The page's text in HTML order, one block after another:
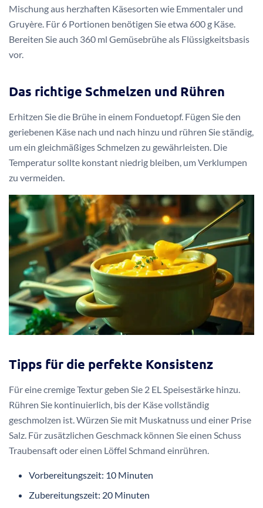
Mischung aus herzhaften Käsesorten wie Emmentaler und
Gruyère. Für 6 Portionen benötigen Sie etwa 600 g Käse.
Bereiten Sie auch 360 ml Gemüsebrühe als Flüssigkeitsbasis
vor.
Das richtige Schmelzen und Rühren
Erhitzen Sie die Brühe in einem Fonduetopf. Fügen Sie den
geriebenen Käse nach und nach hinzu und rühren Sie ständig,
um ein gleichmäßiges Schmelzen zu gewährleisten. Die
Temperatur sollte konstant niedrig bleiben, um Verklumpen
zu vermeiden.
Tipps für die perfekte Konsistenz
Für eine cremige Textur geben Sie 2 EL Speisestärke hinzu.
Rühren Sie kontinuierlich, bis der Käse vollständig
geschmolzen ist. Würzen Sie mit Muskatnuss und einer Prise
Salz. Für zusätzlichen Geschmack können Sie einen Schuss
Traubensaft oder einen Löffel Schmand einrühren.
Vorbereitungszeit: 10 Minuten
Zubereitungszeit: 20 Minuten